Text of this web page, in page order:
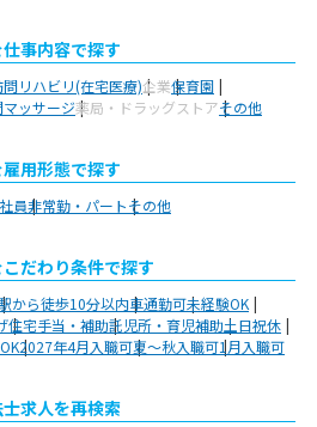
事内容で探す
問リハビリ(在宅医療)企業保育園
ッサージ薬局・ドラッグストアその他
用形態で探す
員非常勤・パートその他
だわり条件で探す
から徒歩10分以内車通勤可未経験OK
住宅手当・補助託児所・育児補助土日祝休
2027年4月入職可夏～秋入職可1月入職可
求人を再検索